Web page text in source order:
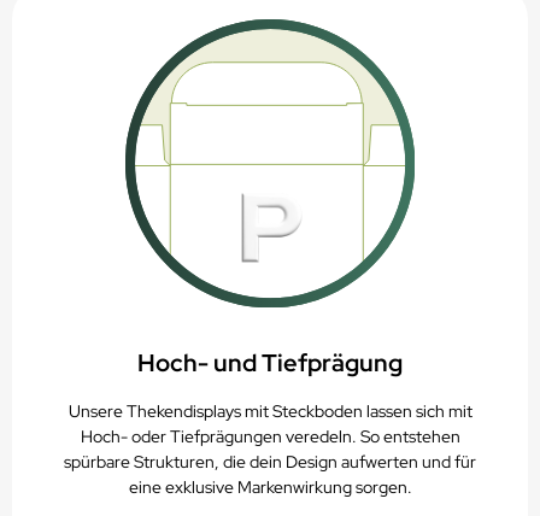
Hoch- und Tiefprägung
Unsere Thekendisplays mit Steckboden lassen sich mit
Hoch- oder Tiefprägungen veredeln. So entstehen
spürbare Strukturen, die dein Design aufwerten und für
eine exklusive Markenwirkung sorgen.